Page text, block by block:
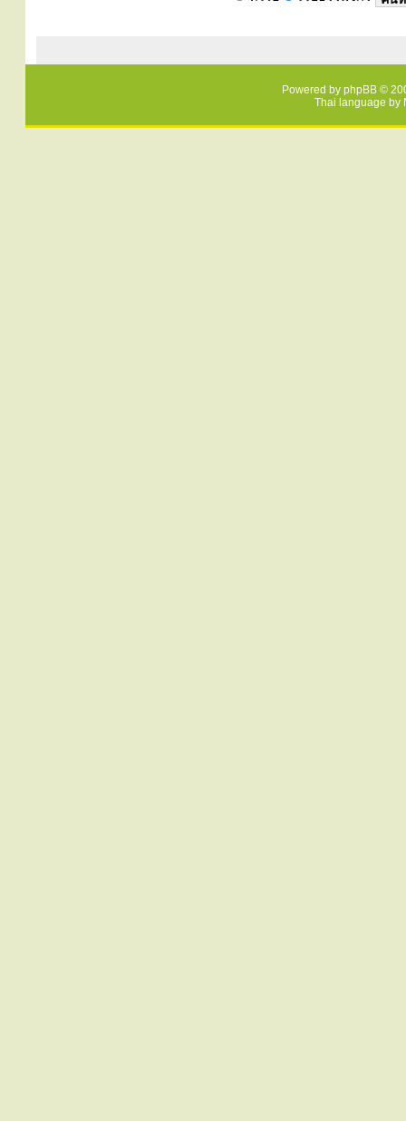
Powered by phpBB ©
Thai language by